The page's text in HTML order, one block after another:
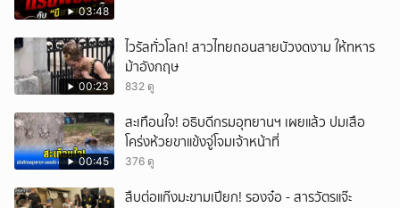
03:48
00:23
ไวรัลทั่วโลก! สาวไทยถอนสายบัวงดงาม ให้ทหาร
ม้าอังกฤษ
832 ดู
00:45
สะเทือนใจ! อธิบดีกรมอุทยานฯ เผยแล้ว ปมเสือ
โคร่งห้วยขาแข้งจู่โจมเจ้าหน้าที่
376 ดู
สืบต่อแก๊งมะขามเปียก! รองจ๋อ - สารวัตรแจ๊ะ